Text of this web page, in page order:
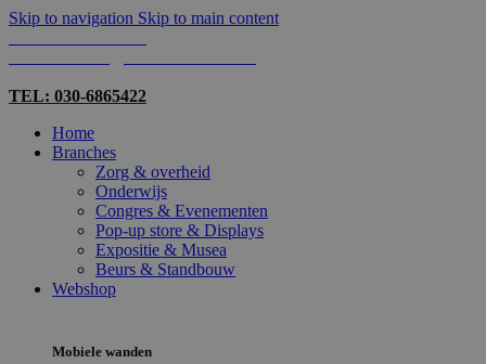
Skip to navigation Skip to main content
TEL: 030-6865422
Home
Branches
Zorg & overheid
Onderwijs
Congres & Evenementen
Pop-up store & Displays
Expositie & Musea
Beurs & Standbouw
Webshop
Mobiele wanden